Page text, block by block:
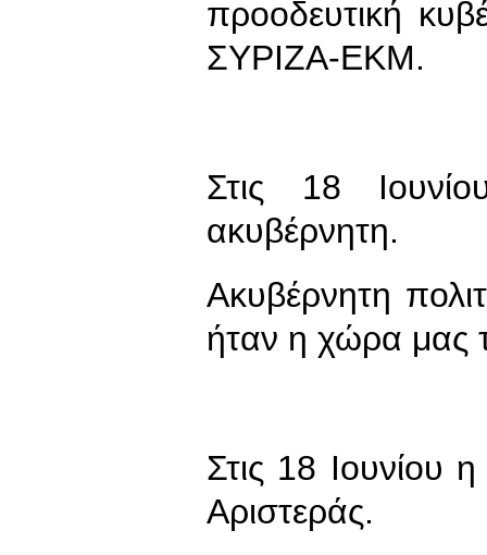
προοδευτική
ΣΥΡΙΖΑ-ΕΚΜ.
Στις 18
ακυβέρνητη.
Ακυβέρνητη
ήταν η χώρα μας
Στις 18 Ιουνίου
Αριστεράς.